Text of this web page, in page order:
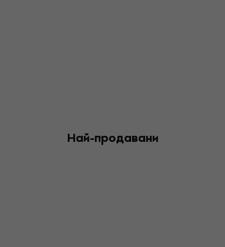
Най-продавани